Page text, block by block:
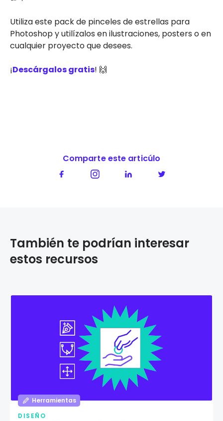
Utiliza este pack de pinceles de estrellas para
Photoshop y utilízalos en ilustraciones, posters o en
cualquier proyecto que desees.
¡Descárgalos gratis! 🙌
Comparte este articúlo
También te podrían interesar
estos recursos
Herramientas
DISEÑO